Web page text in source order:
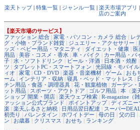
楽天トップ| 特集一覧 | ジャンル一覧 | 楽天市場アプリ |
店のご案内
【楽天市場のサービス】
ファッション 総合 | 家電・パソコン・カメラ 総合 | レ
グ・小物・ブランド雑貨 | ジュエリー・アクセサリー |
ッズ・ベビー用品・マタニティ | ダイエット・健康 | 医
用品 | 美容・コスメ・香水 | 車・バイク | カー用品・バ
子 | 水・ソフトドリンク | ビール・洋酒 | 日本酒・焼酎 |
ツ | タブレットPC・スマートフォン | 光回線・モバイ
ィオ | 家電 | CD・DVD | 楽器・音楽機材 | ゲーム | おも
ーム | インテリア・収納 | 寝具・ベッド・マットレス |
チン用品・食器・調理器具 | 花・観葉植物 | ガーデン
ット用品 | スポーツ・アウトドア | ゴルフ用品 | 本 （楽
ショップ 開業・開店 | 楽天ウェブ検索 | R-magazine（
ァッション公式ブランド | ポイントアップ| ディズニー
楽 | 楽天ふるさと納税 | 日用品翌日配達 | スーパーDEAL
初売り | バレンタイン | ホワイトデー | 母の日 | 父の日 |
ン | お歳暮 | クリスマス | おせち | ランキング